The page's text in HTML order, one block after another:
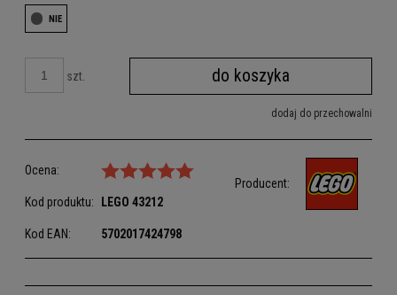
szt. do koszyka
dodaj do przechowalni
Ocena:
Kod produktu: LEGO 43212
Kod EAN: 5702017424798
Producent: